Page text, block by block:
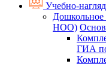
Учебно-
Дошкольное
НОО)
ГИА